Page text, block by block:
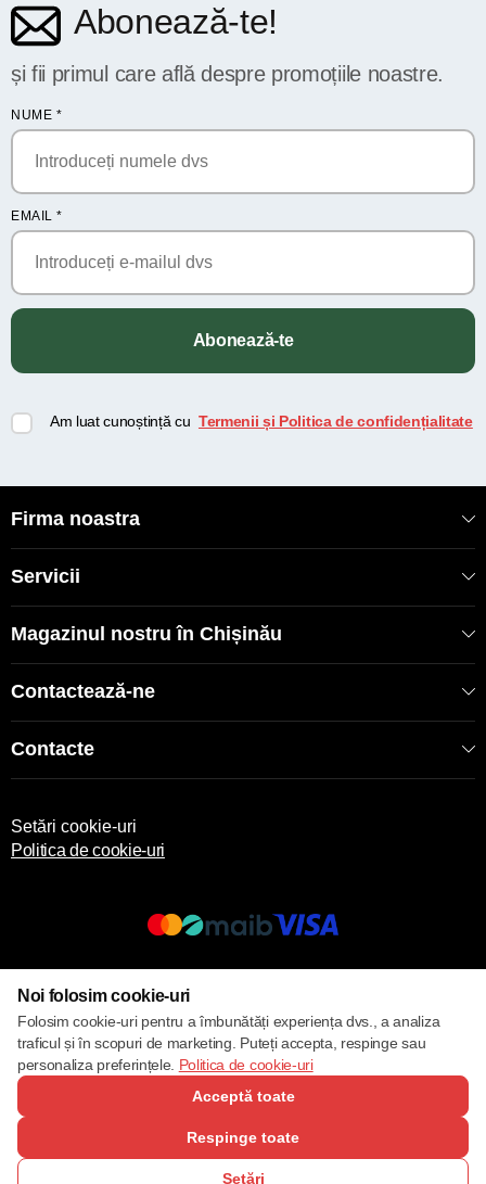
Abonează-te!
și fii primul care află despre promoțiile noastre.
NUME *
EMAIL *
Abonează-te
Am luat cunoștință cu Termenii și Politica de confidențialitate
Firma noastra
Servicii
Magazinul nostru în Chișinău
Contactează-ne
Contacte
Setări cookie-uri
Politica de cookie-uri
Noi folosim cookie-uri
Folosim cookie-uri pentru a îmbunătăți experiența dvs., a analiza
traficul și în scopuri de marketing. Puteți accepta, respinge sau
personaliza preferințele. Politica de cookie-uri
Acceptă toate
Respinge toate
Setări